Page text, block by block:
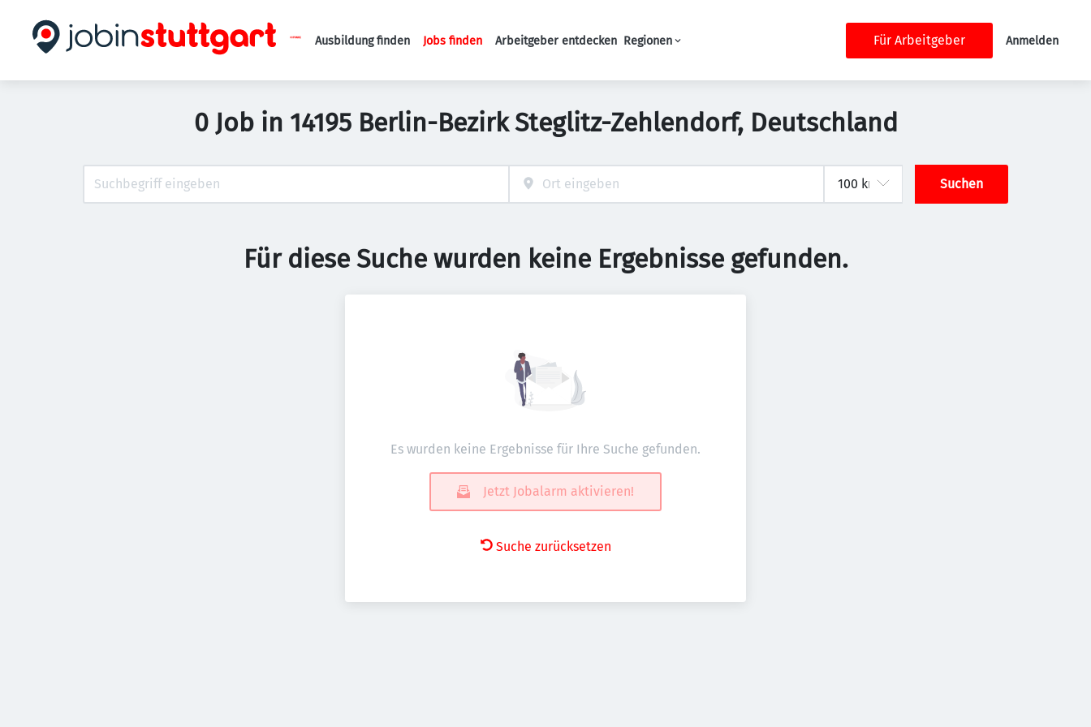
Haupt-Navigation
Ausbildung finden Jobs finden Arbeitgeber entdecken Regionen Für Arbeitgeber Anmelden
0 Job in 14195 Berlin-Bezirk Steglitz-Zehlendorf, Deutschland
Suchen
Für diese Suche wurden keine Ergebnisse gefunden.
Es wurden keine Ergebnisse für Ihre Suche gefunden.
Jetzt Jobalarm aktivieren!
Suche zurücksetzen